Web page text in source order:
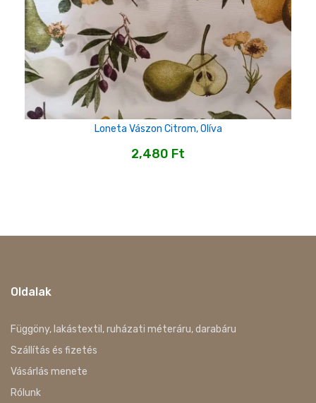
Loneta Vászon Citrom, Olíva
2,480 Ft
Oldalak
Függöny, lakástextil, ruházati méteráru, darabáru
Szállítás és fizetés
Vásárlás menete
Rólunk